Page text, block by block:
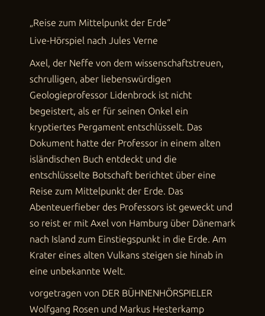
„Reise zum Mittelpunkt der Erde“
Live-Hörspiel nach Jules Verne
Axel, der Neffe von dem wissenschaftstreuen,
schrulligen, aber liebenswürdigen
Geologieprofessor Lidenbrock ist nicht
begeistert, als er für seinen Onkel ein
kryptiertes Pergament entschlüsselt. Das
Dokument hatte der Professor in einem alten
isländischen Buch entdeckt und die
entschlüsselte Botschaft berichtet über eine
Reise zum Mittelpunkt der Erde. Das
Abenteuerfieber des Professors ist geweckt und
so reist er mit Axel von Hamburg über Dänemark
nach Island zum Einstiegspunkt in die Erde. Am
Krater eines alten Vulkans steigen sie hinab in
eine unbekannte Welt.
vorgetragen von DER BÜHNENHÖRSPIELER
Wolfgang Rosen und Markus Hesterkamp